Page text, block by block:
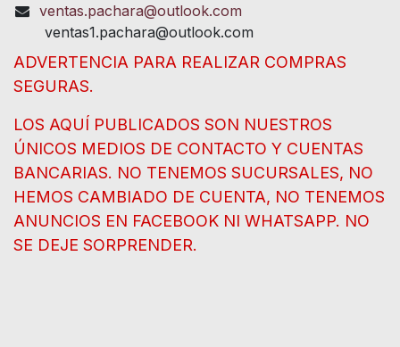
ventas.pachara@outlook.com
ventas1.pachara@outlook.com
ADVERTENCIA PARA REALIZAR COMPRAS
SEGURAS.
LOS AQUÍ PUBLICADOS SON NUESTROS
ÚNICOS MEDIOS DE CONTACTO Y CUENTAS
BANCARIAS. NO TENEMOS SUCURSALES, NO
HEMOS CAMBIADO DE CUENTA, NO TENEMOS
ANUNCIOS EN FACEBOOK NI WHATSAPP. NO
SE DEJE SORPRENDER.